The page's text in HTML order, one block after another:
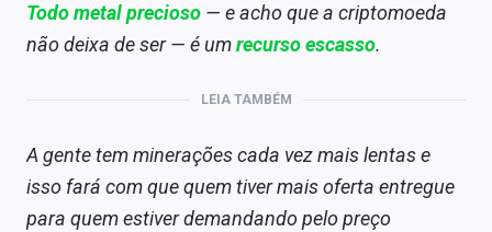
Todo metal precioso — e acho que a criptomoeda
não deixa de ser — é umrecurso escasso.
LEIA TAMBÉM
A gente tem minerações cada vez mais lentas e
isso fará com que quem tiver mais oferta entregue
para quem estiver demandando pelo preço